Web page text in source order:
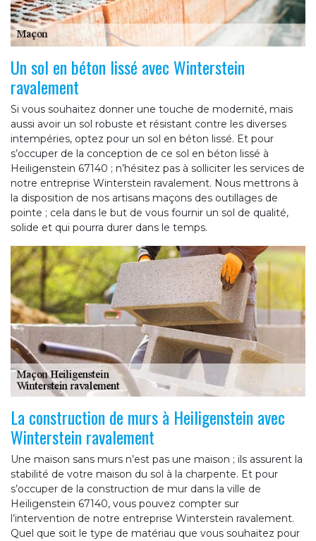
Un sol en béton lissé avec Winterstein
ravalement
Si vous souhaitez donner une touche de modernité, mais
aussi avoir un sol robuste et résistant contre les diverses
intempéries, optez pour un sol en béton lissé. Et pour
s’occuper de la conception de ce sol en béton lissé à
Heiligenstein 67140 ; n’hésitez pas à solliciter les services de
notre entreprise Winterstein ravalement. Nous mettrons à
la disposition de nos artisans maçons des outillages de
pointe ; cela dans le but de vous fournir un sol de qualité,
solide et qui pourra durer dans le temps.
La construction de murs à Heiligenstein avec
Winterstein ravalement
Une maison sans murs n’est pas une maison ; ils assurent la
stabilité de votre maison du sol à la charpente. Et pour
s’occuper de la construction de mur dans la ville de
Heiligenstein 67140, vous pouvez compter sur
l’intervention de notre entreprise Winterstein ravalement.
Quel que soit le type de matériau que vous souhaitez pour